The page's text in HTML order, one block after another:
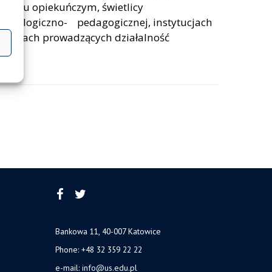
opiekuńczym, świetlicy
pedagogicznej, instytucjach
prowadzących działalność
Bankowa 11, 40-007 Katowice
Phone: +48 32 359 22 22
e-mail: info@us.edu.pl